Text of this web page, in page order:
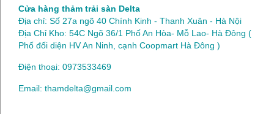
Cửa hàng thảm trải sàn Delta
Địa chỉ: Số 27a ngõ 40 Chính Kinh - Thanh Xuân - Hà Nội
Địa Chỉ Kho: 54C Ngõ 36/1 Phố An Hòa- Mỗ Lao- Hà Đông (
Phố đối diện HV An Ninh, cạnh Coopmart Hà Đông )
Điện thoại: 0973533469
Email: thamdelta@gmail.com